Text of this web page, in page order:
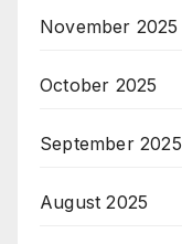
November 2025
October 2025
September 2025
August 2025